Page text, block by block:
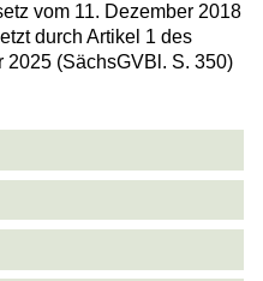
vom 11. Dezember 2018
durch Artikel 1 des
2025 (SächsGVBl. S. 350)